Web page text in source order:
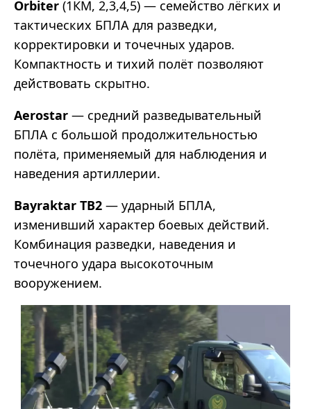
Orbiter (1КМ, 2,3,4,5) — семейство лёгких и
тактических БПЛА для разведки,
корректировки и точечных ударов.
Компактность и тихий полёт позволяют
действовать скрытно.
Aerostar — средний разведывательный
БПЛА с большой продолжительностью
полёта, применяемый для наблюдения и
наведения артиллерии.
Bayraktar TB2 — ударный БПЛА,
изменивший характер боевых действий.
Комбинация разведки, наведения и
точечного удара высокоточным
вооружением.